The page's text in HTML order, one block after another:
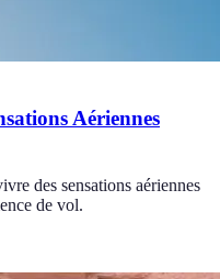
Aériennes
des sensations aériennes
de vol.